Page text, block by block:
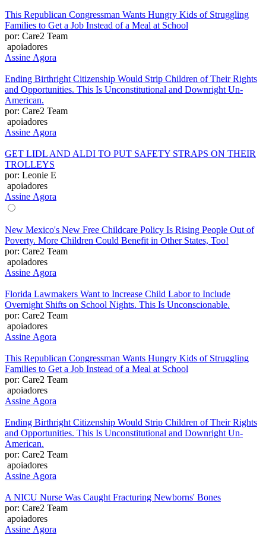
This Republican Congressman Wants Hungry Kids of Struggling
Families to Get a Job Instead of a Meal at School
por: Care2 Team
apoiadores
Assine Agora
Ending Birthright Citizenship Would Strip Children of Their Rights
and Opportunities. This Is Unconstitutional and Downright Un-
American.
por: Care2 Team
apoiadores
Assine Agora
GET LIDL AND ALDI TO PUT SAFETY STRAPS ON THEIR
TROLLEYS
por: Leonie E
apoiadores
Assine Agora
New Mexico's New Free Childcare Policy Is Rising People Out of
Poverty. More Children Could Benefit in Other States, Too!
por: Care2 Team
apoiadores
Assine Agora
Florida Lawmakers Want to Increase Child Labor to Include
Overnight Shifts on School Nights. This Is Unconscionable.
por: Care2 Team
apoiadores
Assine Agora
This Republican Congressman Wants Hungry Kids of Struggling
Families to Get a Job Instead of a Meal at School
por: Care2 Team
apoiadores
Assine Agora
Ending Birthright Citizenship Would Strip Children of Their Rights
and Opportunities. This Is Unconstitutional and Downright Un-
American.
por: Care2 Team
apoiadores
Assine Agora
A NICU Nurse Was Caught Fracturing Newborns' Bones
por: Care2 Team
apoiadores
Assine Agora